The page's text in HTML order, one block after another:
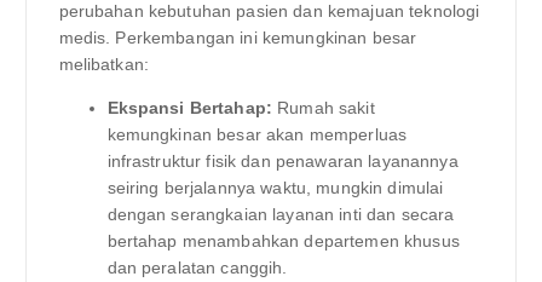
perubahan kebutuhan pasien dan kemajuan teknologi
medis. Perkembangan ini kemungkinan besar
melibatkan:
Ekspansi Bertahap: Rumah sakit
kemungkinan besar akan memperluas
infrastruktur fisik dan penawaran layanannya
seiring berjalannya waktu, mungkin dimulai
dengan serangkaian layanan inti dan secara
bertahap menambahkan departemen khusus
dan peralatan canggih.